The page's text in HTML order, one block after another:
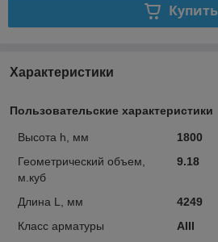
Купить
Характеристики
Пользовательские характеристики
Высота h, мм
1800
Геометрический объем,
м.куб
9.18
Длина L, мм
4249
Класс арматуры
AIII